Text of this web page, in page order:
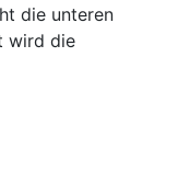
die unteren
wird die